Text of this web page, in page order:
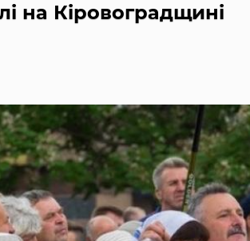
на Кіровоградщині